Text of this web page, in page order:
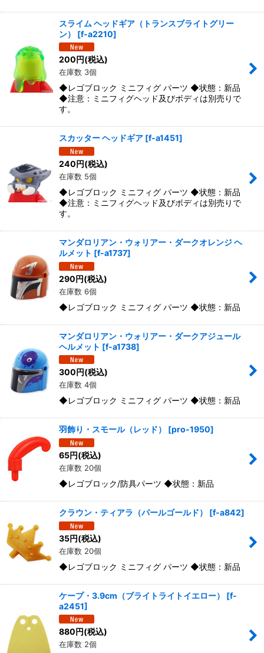
スライム ヘッドギア（トランスブライトグリー
ン）
[f-a2210]
200円(税込)
在庫数 3個
◆レゴブロック ミニフィグ パーツ ◆状態：新品
◆注意：ミニフィグヘッド及びボディは別売りで
す。
スカッター ヘッドギア [f-a1451]
240円(税込)
在庫数 5個
◆レゴブロック ミニフィグ パーツ ◆状態：新品
◆注意：ミニフィグヘッド及びボディは別売りで
す。
マンダロリアン・ウォリアー・ダークオレンジ ヘ
ルメット [f-a1737]
290円(税込)
在庫数 6個
◆レゴブロック ミニフィグ パーツ ◆状態：新品
マンダロリアン・ウォリアー・ダークアジュール
ヘルメット [f-a1738]
300円(税込)
在庫数 4個
◆レゴブロック ミニフィグ パーツ ◆状態：新品
羽飾り・スモール（レッド） [pro-1950]
65円(税込)
在庫数 20個
◆レゴブロック/防具パーツ ◆状態：新品
クラウン・ティアラ（パールゴールド） [f-a842]
35円(税込)
在庫数 20個
◆レゴブロック ミニフィグ パーツ ◆状態：新品
ケープ・3.9cm（ブライトライトイエロー） [f-
a2451]
880円(税込)
在庫数 2個